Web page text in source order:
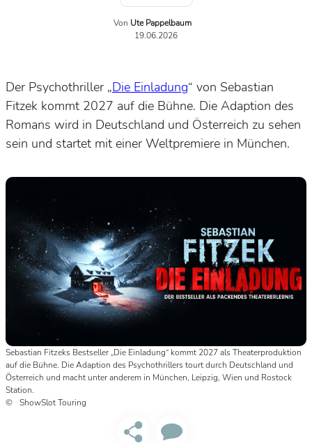
Von Ute Pappelbaum
19.06.2026
Der Psychothriller „Die Einladung“ von Sebastian
Fitzek kommt 2027 auf die Bühne. Die Adaption des
Romans wird in Deutschland und Österreich zu sehen
sein und startet mit einer Weltpremiere in München.
Sebastian Fitzeks Bestseller „Die Einladung“ kommt 2027 als Theaterproduktion
auf die Bühne. Die Adaption des Psychothrillers tourt durch Deutschland und
Österreich und macht unter anderem in München, Leipzig, Wien und Rostock
Station.
ShowSlot Touring